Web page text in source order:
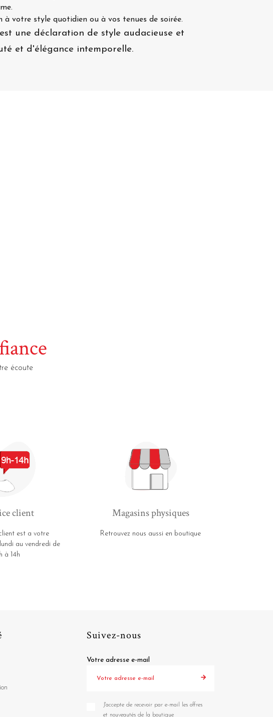
votre style quotidien ou à vos tenues de soirée.
une déclaration de style audacieuse et
et d'élégance intemporelle.
écoute
client
est a votre
au vendredi de
à 14h
Magasins physiques
Retrouvez nous aussi en boutique
Suivez-nous
Votre adresse e-mail
J'accepte de recevoir par e-mail les offres
et nouveautés de la boutique